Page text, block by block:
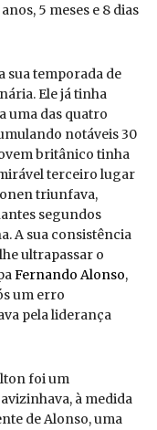
5 meses e 8 dias
sua temporada de
Ele já tinha
uma das quatro
notáveis 30
britânico tinha
terceiro lugar
triunfava,
segundos
A sua consistência
ultrapassar o
Fernando Alonso,
um erro
pela liderança
foi um
à medida
de Alonso, uma